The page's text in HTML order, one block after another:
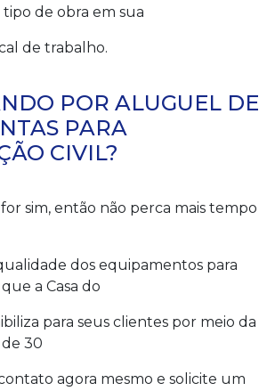
de obra em sua
de trabalho.
POR ALUGUEL DE
PARA
CIVIL?
sim, então não perca mais tempo
dos equipamentos para
a Casa do
para seus clientes por meio da
de 30
agora mesmo e solicite um